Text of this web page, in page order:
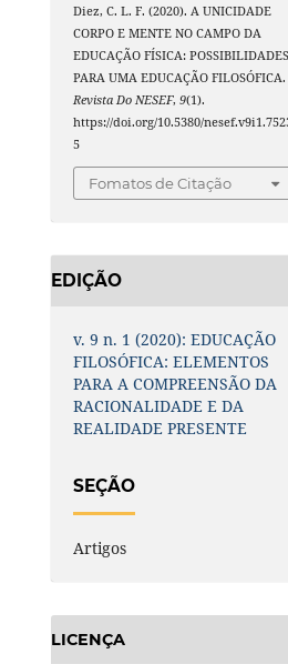
Diez, C. L. F. (2020). A UNICIDADE
CORPO E MENTE NO CAMPO DA
EDUCAÇÃO FÍSICA:
PARA UMA EDUCAÇÃO FILOSÓFICA.
Revista Do NESEF,9(1).
https://doi.org/10.5380/
5
Fomatos de Citação
EDIÇÃO
v. 9 n. 1 (2020): EDUCAÇÃO
FILOSÓFICA: ELEMENTOS
PARA A COMPREENSÃO DA
RACIONALIDADE E DA
REALIDADE PRESENTE
SEÇÃO
Artigos
LICENÇA